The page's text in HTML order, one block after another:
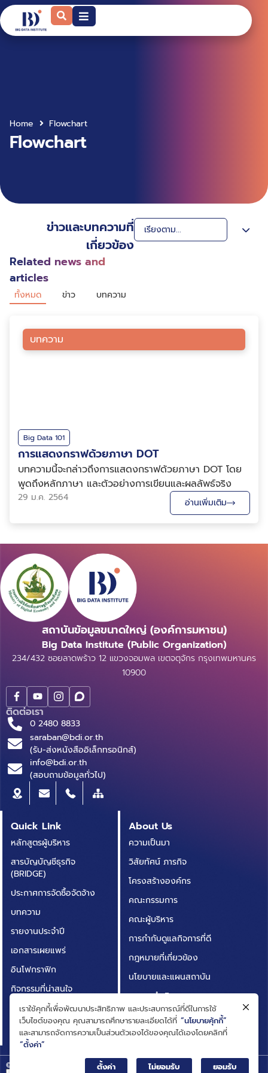
Home Flowchart
Flowchart
ข่าวและบทความที่
เกี่ยวข้อง
Related news and
articles
ทั้งหมด ข่าว บทความ
บทความ
Big Data 101
การแสดงกราฟด้วยภาษา DOT
บทความนี้จะกล่าวถึงการแสดงกราฟด้วยภาษา DOT โดย
พูดถึงหลักภาษา และตัวอย่างการเขียนและผลลัพธ์จริง
29 ม.ค. 2564 อ่านเพิ่มเติม
สถาบันข้อมูลขนาดใหญ่ (องค์การมหาชน)
Big Data Institute (Public Organization)
234/432 ซอยลาดพร้าว 12 แขวงจอมพล เขตจตุจักร กรุงเทพมหานคร
10900
ติดต่อเรา
0 2480 8833
saraban@bdi.or.th
(รับ-ส่งหนังสืออิเล็กทรอนิกส์)
info@bdi.or.th
(สอบถามข้อมูลทั่วไป)
Quick Link
หลักสูตรผู้บริหาร
สารบัญบัญชีธุรกิจ
(BRIDGE)
ประกาศการจัดซื้อจัดจ้าง
บทความ
รายงานประจำปี
เอกสารเผยแพร่
อินโฟกราฟิก
กิจกรรมที่น่าสนใจ
ติดต่อเรา
คำถามที่พบบ่อย
About Us
ความเป็นมา
วิสัยทัศน์ ภารกิจ
โครงสร้างองค์กร
คณะกรรมการ
คณะผู้บริหาร
การกำกับดูแลกิจการที่ดี
กฎหมายที่เกี่ยวข้อง
นโยบายและแผนสถาบัน
ผลการดำเนินงาน
ความโปร่งใสในการดำเนิน
งาน (ITA)
© Big Data Institute | Privacy Notice
เราใช้คุกกี้เพื่อพัฒนาประสิทธิภาพ และประสบการณ์ที่ดีในการใช้
เว็บไซต์ของคุณ คุณสามารถศึกษารายละเอียดได้ที่ “นโยบายคุ้กกี้”
และสามารถจัดการความเป็นส่วนตัวเองได้ของคุณได้เองโดยคลิกที่
“ตั้งค่า”
ตั้งค่า
ไม่ยอมรับ ยอมรับ